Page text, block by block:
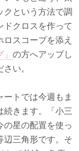
クという方法で調
ドクロスを作って
スコープを添え
の方へアップし
い。
トでは今週もま
続きます。「小三
の星の配置を使っ
辺三角形です。そ